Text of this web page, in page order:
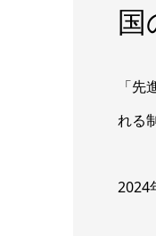
国
「
れる
2024